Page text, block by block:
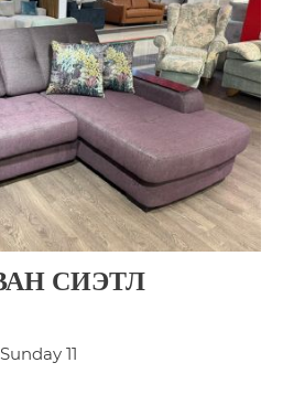
СИЭТЛ
11